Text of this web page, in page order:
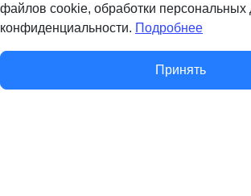
файлов cookie, обработки персональных
конфиденциальности. Подробнее
Принять